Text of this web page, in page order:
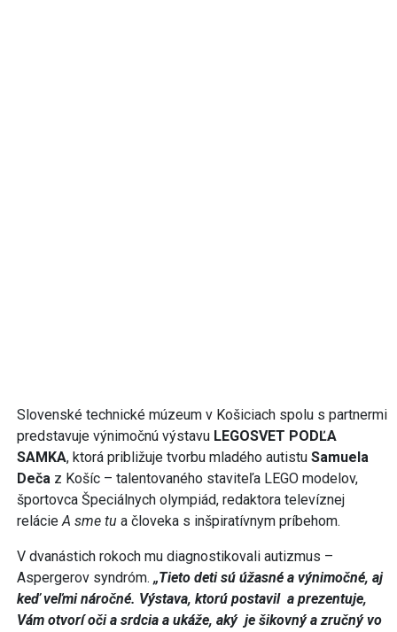
Slovenské technické múzeum v Košiciach spolu s partnermi
predstavuje výnimočnú výstavu LEGOSVET PODĽA
SAMKA, ktorá približuje tvorbu mladého autistu Samuela
Deča z Košíc – talentovaného staviteľa LEGO modelov,
športovca Špeciálnych olympiád, redaktora televíznej
relácieA sme tu a človeka s inšpiratívnym príbehom.
V dvanástich rokoch mu diagnostikovali autizmus –
Aspergerov syndróm. „Tieto deti sú úžasné a výnimočné, aj
keď veľmi náročné. Výstava, ktorú postavil a prezentuje,
Vám otvorí oči a srdcia a ukáže, aký je šikovný a zručný vo